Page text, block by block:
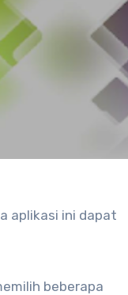
aplikasi ini dapat
beberapa